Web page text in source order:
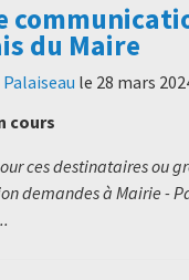
du Maire
le 28 mars
cours
ces destinataires ou
demandes à Mairie -